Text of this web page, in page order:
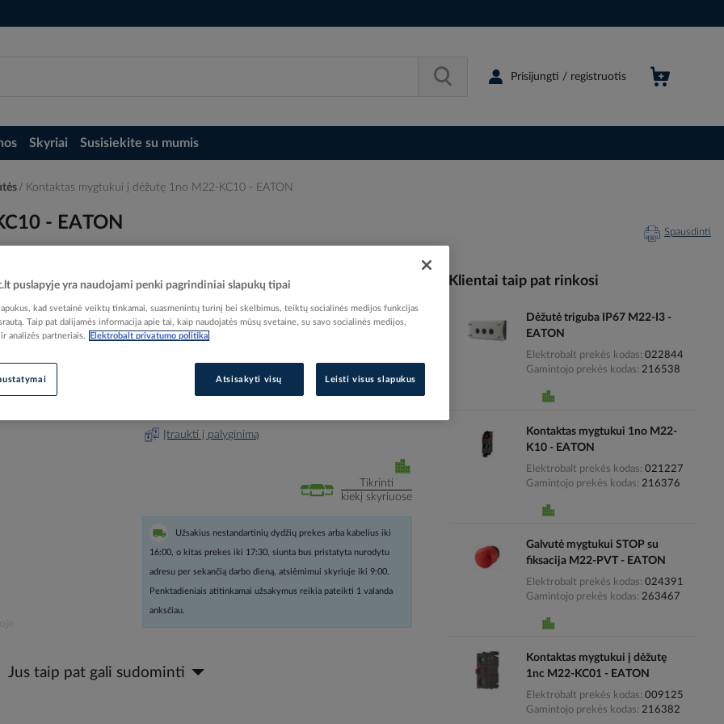
Prisijungti / registruotis
Skyriai Susisiekite su mumis
Kontaktas mygtukui į dėžutę 1no M22-KC10 - EATON
- EATON Spausdinti
Elektrobalt prekės kodas
024392
EAN kodas
Prisijunkite, norėdami pamatyti kainas
Įtraukti į palyginimą
Tikrinti
kiekį skyriuose
Užsakius nestandartinių dydžių prekes arba kabelius iki
16:00, o kitas prekes iki 17:30, siunta bus pristatyta nurodytu
adresu per sekančią darbo dieną, atsiėmimui skyriuje iki 9:00.
Penktadieniais atitinkamai užsakymus reikia pateikti 1 valanda
anksčiau.
Jus taip pat gali sudominti
Klientai taip pat rinkosi
Dėžutė triguba IP67 M22-I3 -
EATON
Elektrobalt prekės kodas 022844
Gamintojo prekės kodas 216538
Kontaktas mygtukui 1no M22-
K10 - EATON
Elektrobalt prekės kodas 021227
Gamintojo prekės kodas
216376
Galvutė mygtukui STOP su
fiksacija M22-PVT - EATON
Elektrobalt prekės kodas 024391
Gamintojo prekės kodas
263467
Kontaktas mygtukui į dėžutę
1nc M22-KC01 - EATON
Elektrobalt prekės kodas 009125
Gamintojo prekės kodas 216382
puslapyje yra naudojami penki pagrindiniai slapukų tipai
kad svetainė veiktų tinkamai, suasmenintų turinį bei skelbimus, teiktų socialinės medijos funkcijas
Taip pat dalijamės informacija apie tai, kaip naudojatės mūsų svetaine, su savo socialinės medijos,
analizės partneriais.
Elektrobalt privatumo politika
Atsisakyti visų Leisti visus slapukus